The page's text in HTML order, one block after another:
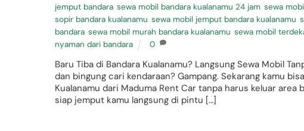
jemput bandara sewa mobil bandara kualanamu 24 jam sewa
sopir bandara kualanamu sewa mobil jemput bandara kualanamu
bandara sewa mobil murah bandara kualanamu sewa mobil
nyaman dari bandara
0
Baru Tiba di Bandara Kualanamu? Langsung Sewa Mobil
dan bingung cari kendaraan? Gampang. Sekarang kamu
Kualanamu dari Maduma Rent Car tanpa harus keluar
siap jemput kamu langsung di pintu […]